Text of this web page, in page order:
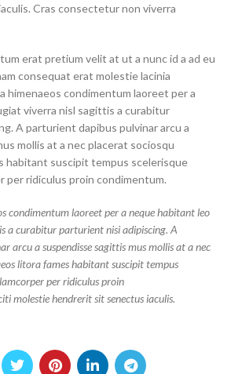
Cras consectetur non viverra
erat pretium velit at ut a nunc id a ad eu
consequat erat molestie lacinia
himenaeos condimentum laoreet per a
viverra nisl sagittis a curabitur
A parturient dapibus pulvinar arcu a
mollis at a nec placerat sociosqu
habitant suscipit tempus scelerisque
per ridiculus proin condimentum.
condimentum laoreet per a neque habitant leo
a curabitur parturient nisi adipiscing. A
arcu a suspendisse sagittis mus mollis at a nec
litora fames habitant suscipit tempus
per ridiculus proin
molestie hendrerit sit senectus iaculis.